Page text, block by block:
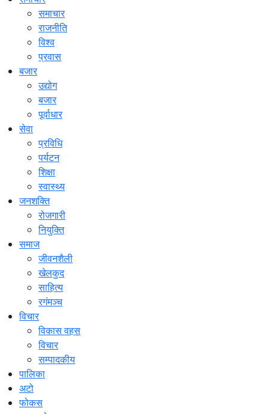
समाचार
राजनीति
विश्व
प्रवास
बजार
उद्योग
बजार
पूर्वाधार
सेवा
प्रविधि
पर्यटन
शिक्षा
स्वास्थ्य
जनशक्ति
रोजगारी
नियुक्ति
समाज
जीवनशैली
खेलकुद
साहित्य
रगंमञ्च
विचार
विकास वहस
विचार
सम्पादकीय
पालिका
अटो
फोकस